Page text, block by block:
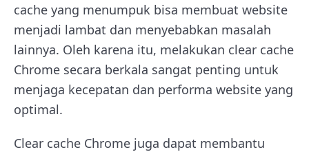
cache yang menumpuk bisa membuat website
menjadi lambat dan menyebabkan masalah
lainnya. Oleh karena itu, melakukan clear cache
Chrome secara berkala sangat penting untuk
menjaga kecepatan dan performa website yang
optimal.
Clear cache Chrome juga dapat membantu